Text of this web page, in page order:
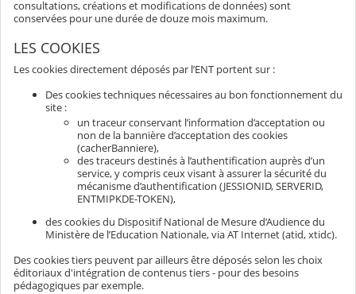
consultations, créations et modifications de données) sont
conservées pour une durée de douze mois maximum.
LES COOKIES
Les cookies directement déposés par l’ENT portent sur :
Des cookies techniques nécessaires au bon fonctionnement du
site :
un traceur conservant l’information d’acceptation ou
non de la bannière d’acceptation des cookies
(cacherBanniere),
des traceurs destinés à l’authentification auprès d’un
service, y compris ceux visant à assurer la sécurité du
mécanisme d’authentification (JESSIONID, SERVERID,
ENTMIPKDE-TOKEN),
des cookies du Dispositif National de Mesure d’Audience du
Ministère de l’Education Nationale, via AT Internet (atid, xtidc).
Des cookies tiers peuvent par ailleurs être déposés selon les choix
éditoriaux d'intégration de contenus tiers - pour des besoins
pédagogiques par exemple.